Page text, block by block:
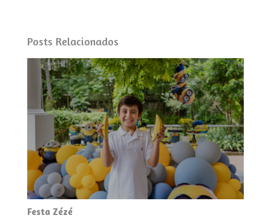
Posts Relacionados
Festa Zézé